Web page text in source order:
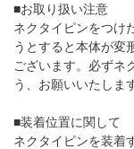
■お取り扱い注意
ネクタイピンをつけ
うとすると本体が変
ございます。必ずネ
う、お願いいたしま
■装着位置に関して
ネクタイピンを装着